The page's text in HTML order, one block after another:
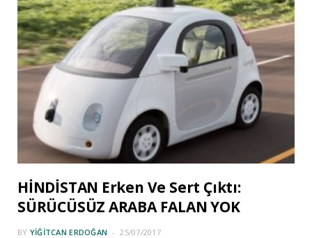
HİNDİSTAN Erken Ve Sert Çıktı:
SÜRÜCÜSÜZ ARABA FALAN YOK
BY YIĞITCAN ERDOĞAN 25/07/2017